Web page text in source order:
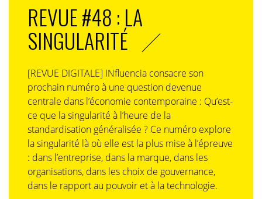
REVUE #48 : LA
SINGULARITÉ
[REVUE DIGITALE] INfluencia consacre son
prochain numéro à une question devenue
centrale dans l’économie contemporaine : Qu’est-
ce que la singularité à l’heure de la
standardisation généralisée ? Ce numéro explore
la singularité là où elle est la plus mise à l’épreuve
: dans l’entreprise, dans la marque, dans les
organisations, dans les choix de gouvernance,
dans le rapport au pouvoir et à la technologie.